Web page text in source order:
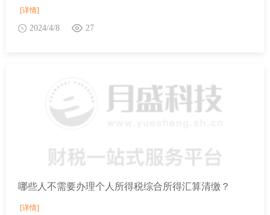
[详情]
2024/4/8 27
哪些人不需要办理个人所得税综合所得汇算清缴？
[详情]